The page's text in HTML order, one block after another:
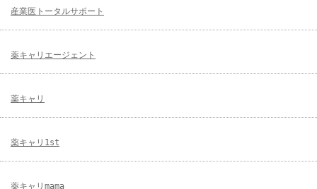
産業医トータルサポート
薬キャリエージェント
薬キャリ
薬キャリ1st
薬キャリmama